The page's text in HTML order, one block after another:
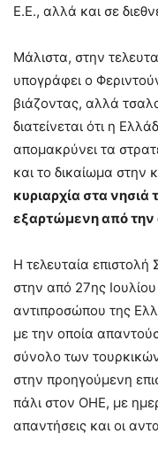
Ε.Ε., αλλά και σε
Μάλιστα, στην
υπογράφει ο
βιάζοντας, αλλά
διατείνεται ότι η
απομακρύνει τα
και το δικαίωμα στην
κυριαρχία στα νησιά
εξαρτώμενη από την
Η τελευταία επιστολή
στην από 27ης
αντιπροσώπου της
με την οποία
σύνολο των
στην προηγούμενη
πάλι στον ΟΗΕ, με
απαντήσεις και οι